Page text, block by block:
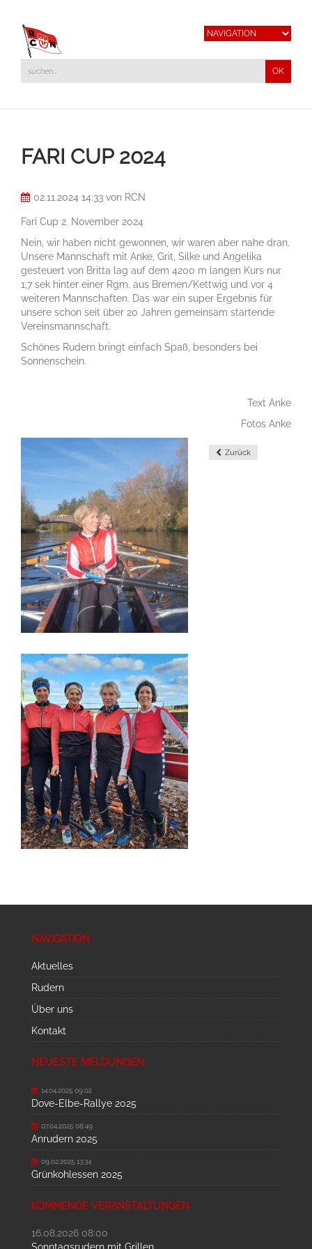
FARI CUP 2024
02.11.2024 14:33 von RCN
Fari Cup 2. November 2024
Nein, wir haben nicht gewonnen, wir waren aber nahe dran.
Unsere Mannschaft mit Anke, Grit, Silke und Angelika
gesteuert von Britta lag auf dem 4200 m langen Kurs nur
1,7 sek hinter einer Rgm. aus Bremen/Kettwig und vor 4
weiteren Mannschaften. Das war ein super Ergebnis für
unsere schon seit über 20 Jahren gemeinsam startende
Vereinsmannschaft.
Schönes Rudern bringt einfach Spaß, besonders bei
Sonnenschein.
Text Anke
Fotos Anke
Zurück
NAVIGATION
Aktuelles
Rudern
Über uns
Kontakt
NEUESTE MELDUNGEN
14.04.2025 09:02
Dove-Elbe-Rallye 2025
07.04.2025 08:49
Anrudern 2025
09.02.2025 13:34
Grünkohlessen 2025
KOMMENDE VERANSTALTUNGEN
16.08.2026 08:00